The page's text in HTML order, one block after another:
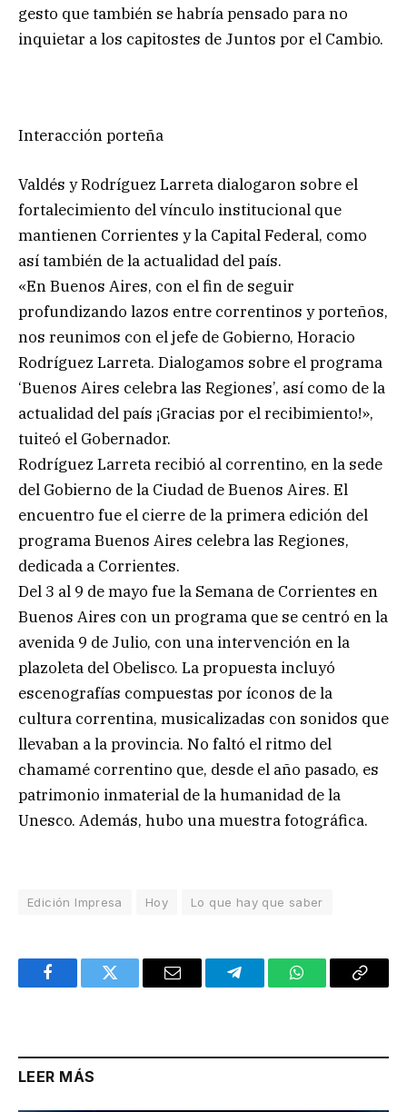
gesto que también se habría pensado para no
inquietar a los capitostes de Juntos por el Cambio.
Interacción porteña
Valdés y Rodríguez Larreta dialogaron sobre el
fortalecimiento del vínculo institucional que
mantienen Corrientes y la Capital Federal, como
así también de la actualidad del país.
«En Buenos Aires, con el fin de seguir
profundizando lazos entre correntinos y porteños,
nos reunimos con el jefe de Gobierno, Horacio
Rodríguez Larreta. Dialogamos sobre el programa
‘Buenos Aires celebra las Regiones’, así como de la
actualidad del país ¡Gracias por el recibimiento!»,
tuiteó el Gobernador.
Rodríguez Larreta recibió al correntino, en la sede
del Gobierno de la Ciudad de Buenos Aires. El
encuentro fue el cierre de la primera edición del
programa Buenos Aires celebra las Regiones,
dedicada a Corrientes.
Del 3 al 9 de mayo fue la Semana de Corrientes en
Buenos Aires con un programa que se centró en la
avenida 9 de Julio, con una intervención en la
plazoleta del Obelisco. La propuesta incluyó
escenografías compuestas por íconos de la
cultura correntina, musicalizadas con sonidos que
llevaban a la provincia. No faltó el ritmo del
chamamé correntino que, desde el año pasado, es
patrimonio inmaterial de la humanidad de la
Unesco. Además, hubo una muestra fotográfica.
Edición Impresa Hoy Lo que hay que saber
FacebookTwitter Email TelegramWhatsAppCopy
LEER MÁS